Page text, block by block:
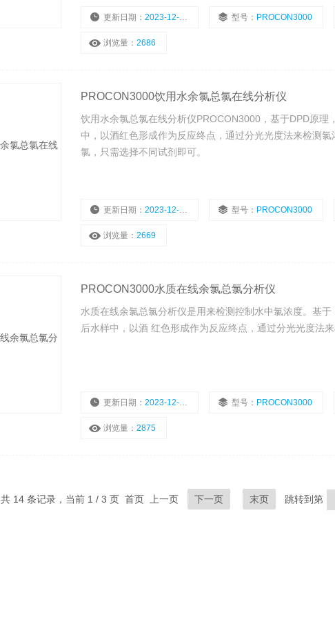
更新日期： 2023-12-27 型号： PROCON3000
浏览量： 2686
PROCON3000饮用水余氯总氯在线分析仪
饮用水余氯总氯在线分析仪PROCON3000，基于DPD原理
中，以酒红色形成作为反应终点，通过分光光度法来检测
氯，只需选择不同试剂即可。
更新日期： 2023-12-20 型号： PROCON3000
浏览量： 2669
PROCON3000水质在线余氯总氯分析仪
水质在线余氯总氯分析仪是用来检测控制水中氯浓度。基
后水样中，以酒 红色形成作为反应终点，通过分光光度法来
更新日期： 2023-12-21 型号： PROCON3000
浏览量： 2875
共 14 条记录，当前 1 / 3 页 首页 上一页 下一页 末页 跳转到第